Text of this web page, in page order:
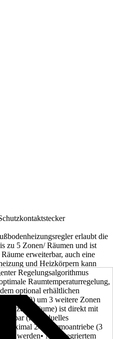
erlaubt die
zu 5 Zonen/ Räumen und ist
erweiterbar, auch eine
und Heizkörpern kann
Regelungsalgorithmus
Raumtemperaturregelung,
optional erhältlichen
um 3 weitere Zonen
(bis zu 8 Räume) ist direkt mit
(individuelles
maximal 24 Thermoantriebe (3
werden• Mit integriertem